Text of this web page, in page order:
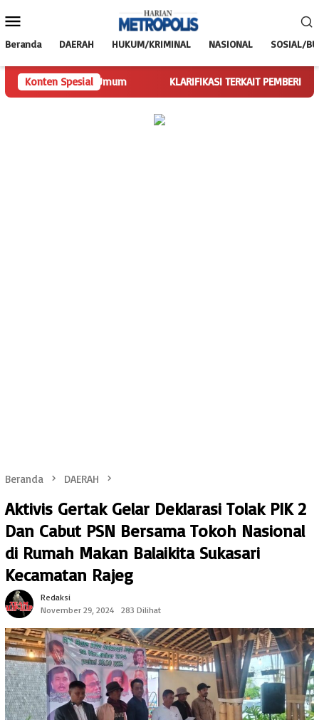
ke
Mobile
Beranda DAERAH HUKUM/KRIMINAL NASIONAL SOSIAL/
Konten Spesial
Ketua Umum KLARIFIKASI TERKAIT PEMBERITAAN
Beranda DAERAH
Aktivis Gertak Gelar Deklarasi Tolak PIK 2
Dan Cabut PSN Bersama Tokoh Nasional
di Rumah Makan Balaikita Sukasari
Kecamatan Rajeg
Redaksi
November 29, 2024
283 Dilihat